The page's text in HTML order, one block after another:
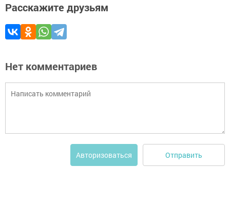
Расскажите друзьям
Нет комментариев
Авторизоваться Отправить